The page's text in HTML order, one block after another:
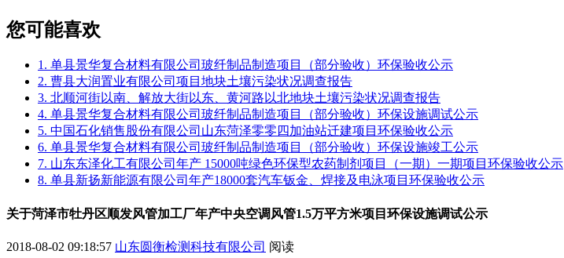
您可能喜欢
1. 单县景华复合材料有限公司玻纤制品制造项目（部分验收）环保验收公示
2. 曹县大润置业有限公司项目地块土壤污染状况调查报告
3. 北顺河街以南、解放大街以东、黄河路以北地块土壤污染状况调查报告
4. 单县景华复合材料有限公司玻纤制品制造项目（部分验收）环保设施调试公示
5. 中国石化销售股份有限公司山东菏泽零零四加油站迁建项目环保验收公示
6. 单县景华复合材料有限公司玻纤制品制造项目（部分验收）环保设施竣工公示
7. 山东东泽化工有限公司年产 15000吨绿色环保型农药制剂项目（一期）一期项目环保验收公示
8. 单县新扬新能源有限公司年产18000套汽车钣金、焊接及电泳项目环保验收公示
关于菏泽市牡丹区顺发风管加工厂年产中央空调风管1.5万平方米项目环保设施调试公示
2018-08-02 09:18:57 山东圆衡检测科技有限公司 阅读